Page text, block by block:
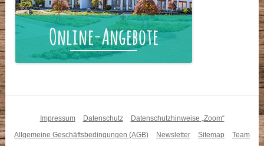
Impressum Datenschutz
Datenschutzhinweise „Zoom“
Allgemeine Geschäftsbedingungen (AGB)
Newsletter Sitemap
Team